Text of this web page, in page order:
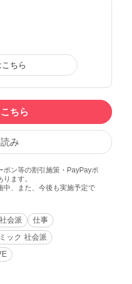
ちら
ちら
み
ポン等の割引施策・PayPayポ
ます。
中、また、今後も実施予定で
社会派
仕事
ック 社会派